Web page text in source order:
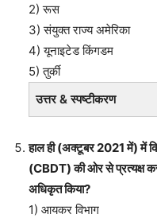
2) रूस
3) संयुक्त राज्य अमेरिका
4) यूनाइटेड किंगडम
5) तुर्की
उत्तर & स्पष्टीकरण
हाल ही (अक्टूबर 2021 में) में
(CBDT) की ओर से प्रत्यक्ष
अधिकृत किया?
1) आयकर विभाग